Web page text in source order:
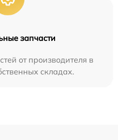
запчасти
от производителя в
складах.